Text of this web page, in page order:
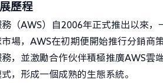
歷程
務（AWS）自2006年正式推出以來
場，AWS在初期便開始推行分銷商
，並激勵合作伙伴積極推廣AWS雲
，形成一個成熟的生態系統。